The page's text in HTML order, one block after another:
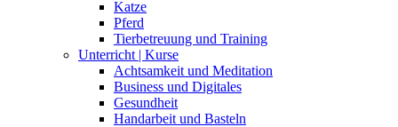
Katze
Pferd
Tierbetreuung und Training
Unterricht | Kurse
Achtsamkeit und Meditation
Business und Digitales
Gesundheit
Handarbeit und Basteln